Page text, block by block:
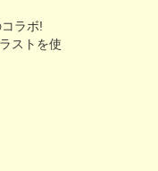
ラボ!
ストを使